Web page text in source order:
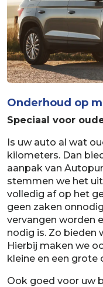
Onderhoud op
Speciaal voor
Is uw auto al wat
kilometers. Dan
aanpak van
stemmen we het
volledig af op het
geen zaken
vervangen worden
nodig is. Zo bieden
Hierbij maken we
kleine en een grote
Ook goed voor uw